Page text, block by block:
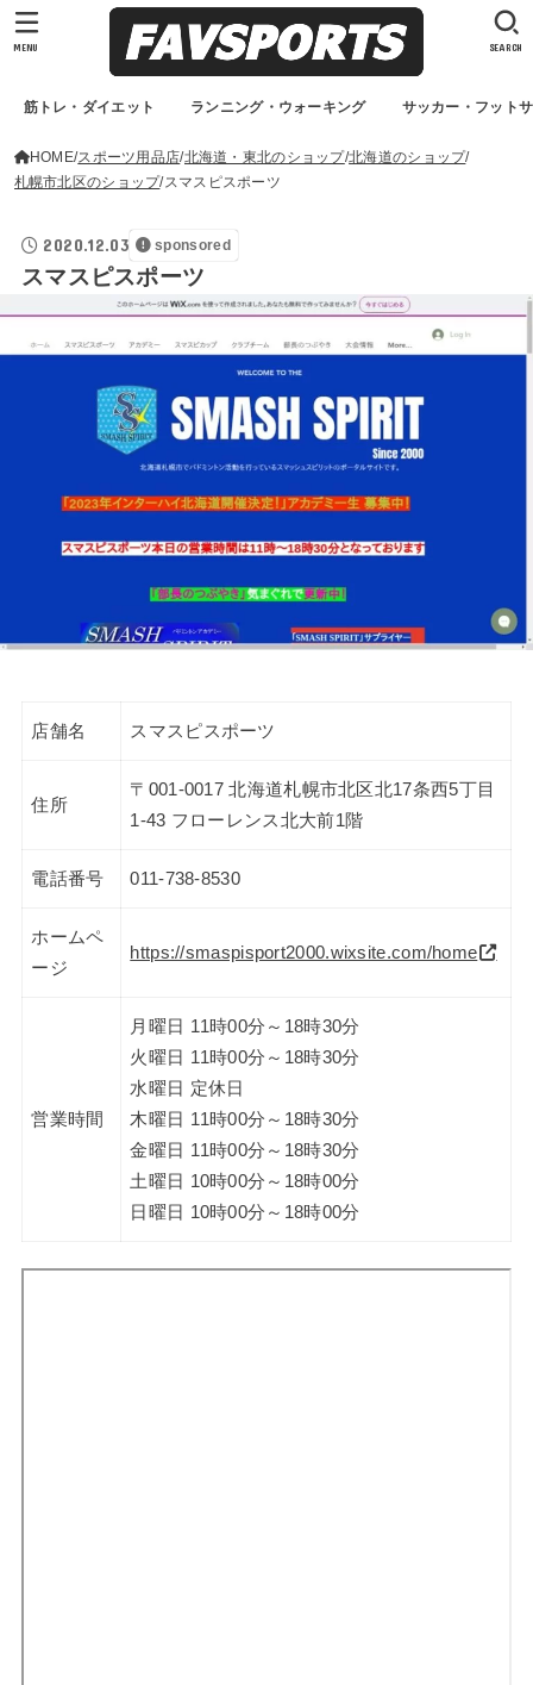
筋トレ・ダイエット ランニング・ウォーキング サッカー・フット
SEARCH
MENU
HOME スポーツ用品店 北海道・東北のショップ 北海道のショップ
札幌市北区のショップ スマスピスポーツ
2020.12.03 sponsored
スマスピスポーツ
店舗名 スマスピスポーツ
住所
〒001-0017 北海道札幌市北区北17条西5丁目
1-43 フローレンス北大前1階
電話番号 011-738-8530
ホームペ
ージ
https://smaspisport2000.wixsite.com/home
営業時間
月曜日 11時00分～18時30分
火曜日 11時00分～18時30分
水曜日 定休日
木曜日 11時00分～18時30分
金曜日 11時00分～18時30分
土曜日 10時00分～18時00分
日曜日 10時00分～18時00分